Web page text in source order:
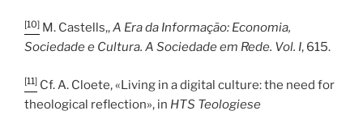
[10] M. Castells,,A Era da Informação: Economia,
Sociedade e Cultura. A Sociedade em Rede. Vol. I, 615.
[11] Cf. A. Cloete, «Living in a digital culture: the need for
theological reflection», in HTS Teologiese